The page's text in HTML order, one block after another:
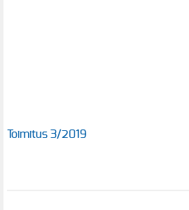
Toimitus 3/2019